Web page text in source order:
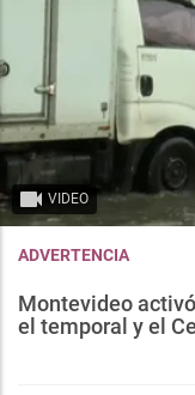
VIDEO
ADVERTENCIA
Montevideo
el temporal y el